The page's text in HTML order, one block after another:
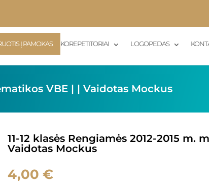
Į PAMOKAS KOREPETITORIAI LOGOPEDAS
VBE | | Vaidotas Mockus
11-12 klasės Rengiamės 2012-2015 m.
Vaidotas Mockus
4,00€